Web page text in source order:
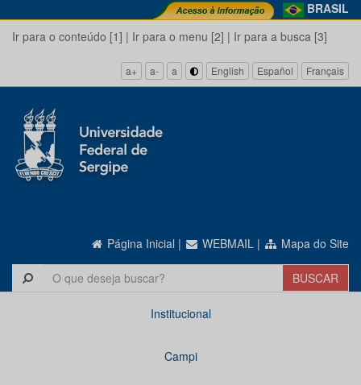
BRASIL
Ir para o conteúdo [1] | Ir para o menu [2] | Ir para a busca [3]
a+ a- a English Español Français
Página Inicial | WEBMAIL | Mapa do Site
Institucional
Campi